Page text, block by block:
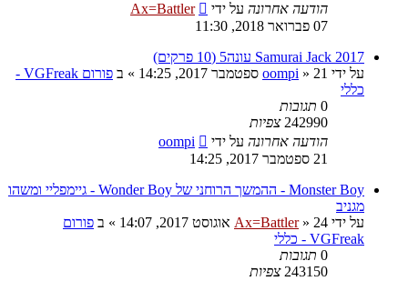
הודעה אחרונה על ידי
Ax=Battler
07 פברואר 2018, 11:30
Samurai Jack 2017 עונה5 (10 פרקים)
על ידי
oompi » 21 ספטמבר 2017, 14:25 » ב
פורום VGFreak -
כללי
0 תגובות
242990 צפיות
הודעה אחרונה על ידי
oompi
21 ספטמבר 2017, 14:25
Monster Boy - ההמשך הרוחני של Wonder Boy - גיימפליי ומשהו
מגניב
על ידי
Ax=Battler» 24 אוגוסט 2017, 14:07 » ב פורום
VGFreak - כללי
0 תגובות
243150 צפיות